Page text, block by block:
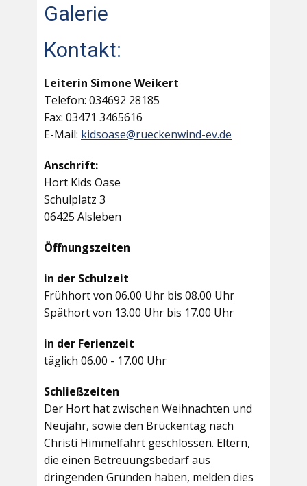
Galerie
Kontakt:
Leiterin Simone Weikert
Telefon: 034692 28185
Fax: 03471 3465616
E-Mail: kidsoase@rueckenwind-ev.de
Anschrift:
Hort Kids Oase
Schulplatz 3
06425 Alsleben
Öffnungszeiten
in der Schulzeit
Frühhort von 06.00 Uhr bis 08.00 Uhr
Späthort von 13.00 Uhr bis 17.00 Uhr
in der Ferienzeit
täglich 06.00 - 17.00 Uhr
Schließzeiten
Der Hort hat zwischen Weihnachten und
Neujahr, sowie den Brückentag nach
Christi Himmelfahrt geschlossen. Eltern,
die einen Betreuungsbedarf aus
dringenden Gründen haben, melden dies